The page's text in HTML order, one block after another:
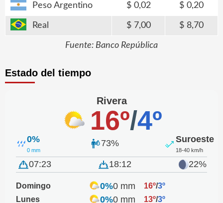
Peso Argentino 0,02 0,20
Real 7,00 8,70
Fuente: Banco República
Estado del tiempo
Rivera
16º/4º
0%
0 mm
73% Suroeste
18-40 km/h
07:23 18:12 22%
Domingo 0%0 mm 16º/3º
Lunes
0%0 mm 13º/3º